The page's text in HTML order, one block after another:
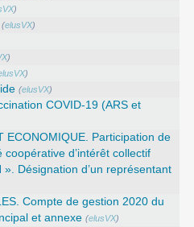
)
(elusVX)
)
)
(elusVX)
COVID-19 (ARS et
ECONOMIQUE. Participation de
coopérative d’intérêt collectif
Désignation d’un représentant
Compte de gestion 2020 du
et annexe (elusVX)